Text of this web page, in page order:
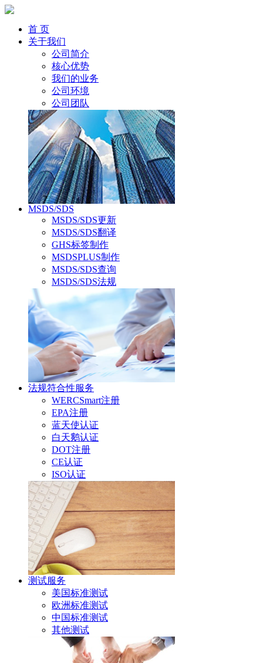
首 页
关于我们
公司简介
核心优势
我们的业务
公司环境
公司团队
MSDS/SDS
MSDS/SDS更新
MSDS/SDS翻译
GHS标签制作
MSDSPLUS制作
MSDS/SDS查询
MSDS/SDS法规
法规符合性服务
WERCSmart注册
EPA注册
蓝天使认证
白天鹅认证
DOT注册
CE认证
ISO认证
测试服务
美国标准测试
欧洲标准测试
中国标准测试
其他测试